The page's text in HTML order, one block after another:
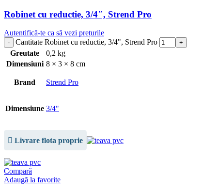
Robinet cu reductie, 3/4″, Strend Pro
Autentifică-te ca să vezi prețurile
Cantitate Robinet cu reductie, 3/4", Strend Pro
Greutate
0,2 kg
Dimensiuni 8 × 3 × 8 cm
Brand Strend Pro
Dimensiune 3/4"
Livrare flota proprie
Compară
Adaugă la favorite